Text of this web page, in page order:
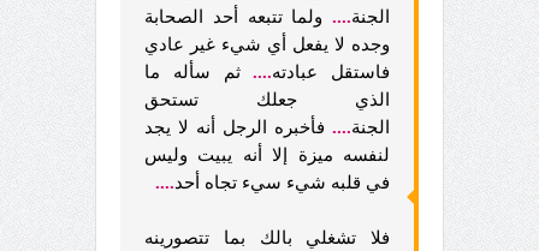
الجنة.... ولما تتبعه أحد الصحابة
وجده لا يفعل أي شيء غير عادي
فاستقل عبادته....ثم سأله ما
الذي جعلك تستحق
الجنة.... فأخبره الرجل أنه لا يجد
لنفسه ميزة إلا أنه يبيت وليس
في قلبه شيء سيء تجاه أحد....
فلا تشغلي بالك بما تتصورينه